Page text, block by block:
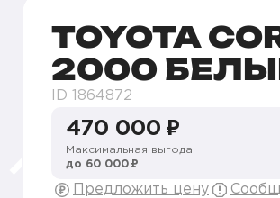
TOYOTA
2000
ID 1864872
470 000 ₽
Максимальная выгода
до 60 000 ₽
Предложить цену